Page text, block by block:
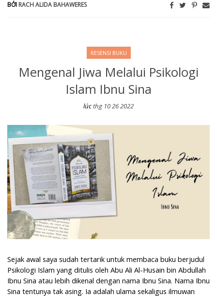
BỞI RACH ALIDA BAHAWERES
RESENSI BUKU
Mengenal Jiwa Melalui Psikologi
Islam Ibnu Sina
lúcthg 10 26 2022
Mengenal Jiwa Melalui Psikologi Islam Ibnu Sina
Sejak awal saya sudah tertarik untuk membaca buku berjudul
Psikologi Islam yang ditulis oleh Abu Ali Al-Husain bin Abdullah
Ibnu Sina atau lebih dikenal dengan nama Ibnu Sina. Nama Ibnu
Sina tentunya tak asing. Ia adalah ulama sekaligus ilmuwan